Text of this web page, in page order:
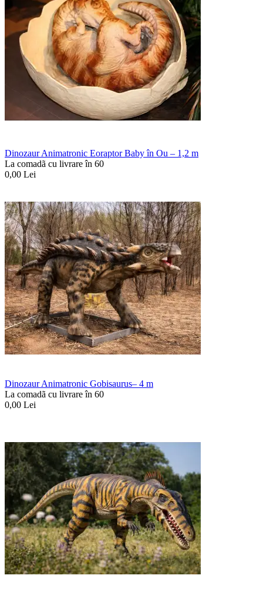
Dinozaur Animatronic Eoraptor Baby în Ou – 1,2 m
La comadã cu livrare în 60
0,00 Lei
Dinozaur Animatronic Gobisaurus– 4 m
La comadã cu livrare în 60
0,00 Lei